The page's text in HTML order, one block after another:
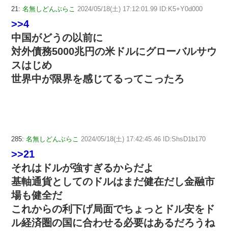
21: 名無しどんぶらこ 2024/05/18(土) 17:12:01.99 ID:K5+Y0d000
>>4
中国がどうの以前に
対外債務5000兆円の米ドルにグローバルサウ
スはじめ
世界中が限界を感じてるってこったろ
285: 名無しどんぶらこ 2024/05/18(土) 17:42:45.46 ID:ShsD1b170
>>21
それはドルが強すぎるからだよ
基軸通貨としてのドルはまだ健在だし金融市
場も健全だ
これからの利下げ局面でちょっとドル安をド
ル経済圏の国に合わせる必要はあるだろうね